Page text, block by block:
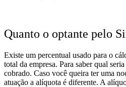
Quanto o optante pelo
Existe um percentual usado para o
total da empresa. Para saber qual
cobrado. Caso você queira ter uma
atuação a alíquota é diferente. A